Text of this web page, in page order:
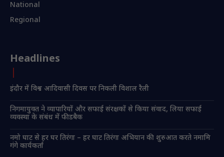
National
Regional
Headlines
इंदौर में विश्व आदिवासी दिवस पर निकली विशाल रैली
निगमायुक्त ने व्यापारियों और सफाई संरक्षकों से किया संवाद, लिया सफाई
व्यवस्था के संबंध में फीडबैक
नमो घाट से हर घर तिरंगा – हर घाट तिरंगा अभियान की शुरुआत करते नमामि
गंगे कार्यकर्ता